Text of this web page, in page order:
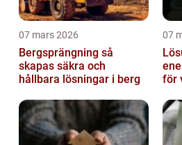
07 mars 2026
Bergsprängning så
skapas säkra och
hållbara lösningar i berg
07
för